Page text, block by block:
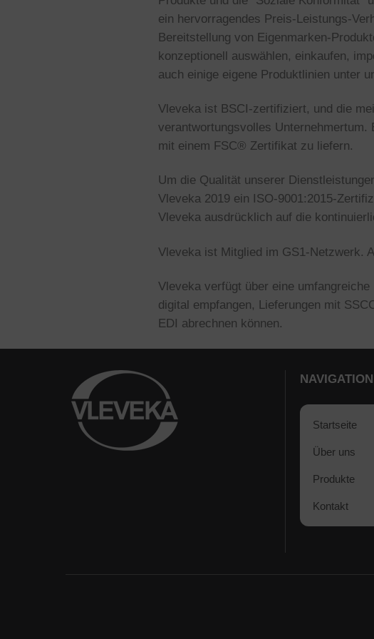
ein hervorragendes Preis-Leistungs-
Bereitstellung von Eigenmarken-
konzeptionell auswählen, einkaufen,
auch einige eigene Produktlinien unter
Vleveka ist BSCI-zertifiziert, und die
verantwortungsvolles
mit einem FSC® Zertifikat zu liefern.
Um die Qualität unserer
Vleveka 2019 ein ISO-9001:2015-
Vleveka ausdrücklich auf die
Vleveka ist Mitglied im GS1-Netzwerk.
Vleveka verfügt über eine
digital empfangen, Lieferungen mit
EDI abrechnen können.
NAVIGATION
Startseite
Über uns
Produkte
Kontakt